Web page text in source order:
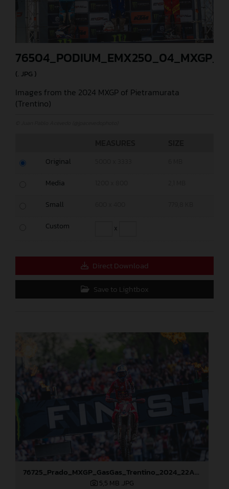
(. JPG )
Images from the 2024 MXGP of Pietramurata
(Trentino)
Original
Media
Small
Custom x
Direct Download
Save to Lightbox
76725_Prado_MXGP_GasGas_Trentino_2024_22A7713
5,5 MB .JPG